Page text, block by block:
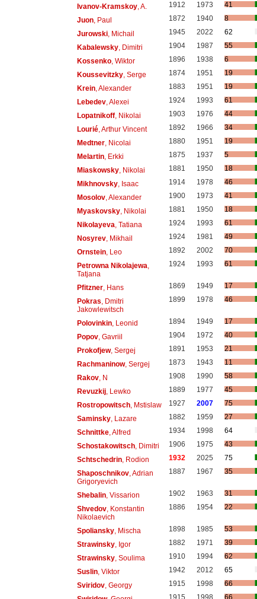
Ivanov-Kramskoy, A. 1912 1973
41
Juon, Paul 1872 1940
8
Jurowski, Michail 1945 2022
62
Kabalewsky, Dimitri 1904 1987
55
Kossenko, Wiktor 1896 1938
6
Koussevitzky, Serge 1874 1951
19
Krein, Alexander 1883 1951
19
Lebedev, Alexei 1924 1993
61
Lopatnikoff, Nikolai 1903 1976
44
Lourié, Arthur Vincent 1892 1966
34
Medtner, Nicolai 1880 1951
19
Melartin, Erkki 1875 1937
5
Miaskowsky, Nikolai 1881 1950
18
Mikhnovsky, Isaac 1914 1978
46
Mosolov, Alexander 1900 1973
41
Myaskovsky, Nikolai 1881 1950
18
Nikolayeva , Tatiana 1924 1993
61
Nosyrev, Mikhail 1924 1981
49
Ornstein, Leo 1892 2002
70
Petrowna Nikolajewa
Tatjana
1924 1993 61
Pfitzner, Hans 1869 1949
17
Pokras , Dmitri
Jakowlewitsch
1899 1978 46
Polovinkin, Leonid 1894 1949
17
Popov, Gavriil 1904 1972
40
Prokofjew, Sergej 1891 1953
21
Rachmaninow, Sergej 1873 1943
11
Rakov, N 1908 1990
58
Revuzkij, Lewko 1889 1977
45
Rostropowitsch, Mstislaw 1927 2007
75
Saminsky, Lazare 1882 1959
27
Schnittke, Alfred 1934 1998
64
Schostakowitsch, Dimitri 1906 1975
43
Schtschedrin, Rodion 1932 2025
75
Shaposchnikov, Adrian
Grigoryevich
1887 1967 35
Shebalin, Vissarion 1902 1963
31
Shvedov, Konstantin
Nikolaevich
1886 1954 22
Spoliansky, Mischa 1898 1985
53
Strawinsky, Igor 1882 1971
39
Strawinsky, Soulima 1910 1994
62
Suslin, Viktor 1942 2012
65
Sviridov, Georgy 1915 1998
66
1915 1998 66